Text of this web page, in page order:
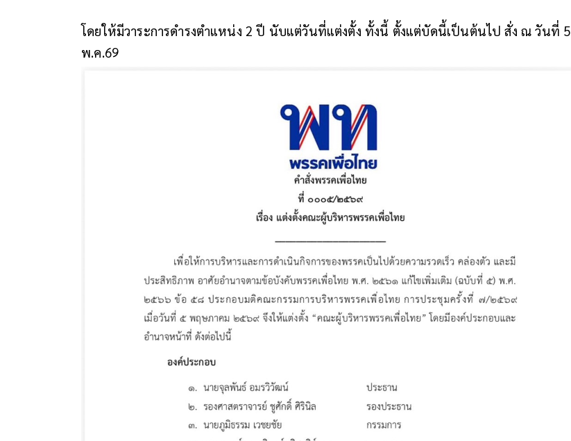
โดยให้มีวาระการดำรงตำแหน่ง 2 ปี นับแต่วันที่แต่งตั้ง ทั้งนี้ ตั้งแต่บัดนี้เป็นต้นไป สั่ง ณ วันที่ 5
พ.ค.69